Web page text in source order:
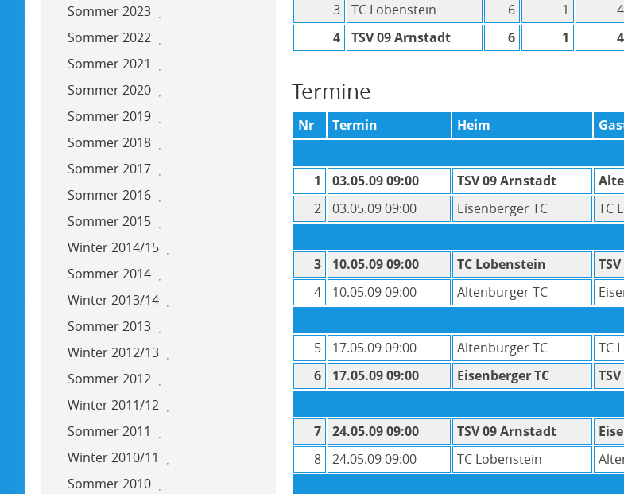
Sommer 2023
Sommer 2022
Sommer 2021
Sommer 2020
Sommer 2019
Sommer 2018
Sommer 2017
Sommer 2016
Sommer 2015
Winter 2014/15
Sommer 2014
Winter 2013/14
Sommer 2013
Winter 2012/13
Sommer 2012
Winter 2011/12
Sommer 2011
Winter 2010/11
Sommer 2010
3
TC Lobenstein 6 1 4
4
TSV 09 Arnstadt 6 1 4
Termine
Nr Termin Heim
1
03.05.09 09:00 TSV 09 Arnstadt
2
03.05.09 09:00 Eisenberger TC TC
3
10.05.09 09:00 TC Lobenstein
4
10.05.09 09:00 Altenburger TC
5
17.05.09 09:00 Altenburger TC TC
6
17.05.09 09:00 Eisenberger TC
7
24.05.09 09:00 TSV 09 Arnstadt
8
24.05.09 09:00 TC Lobenstein